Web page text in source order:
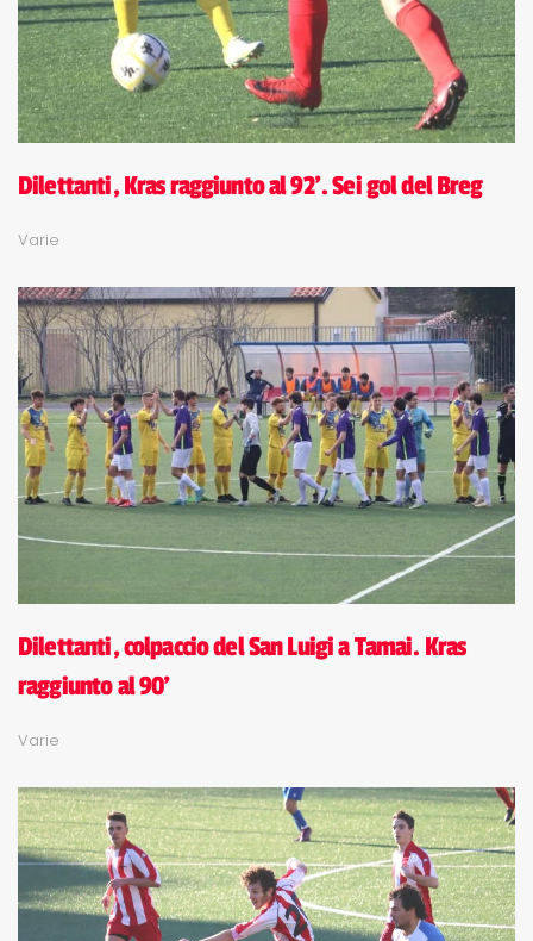
Dilettanti, Kras raggiunto al 92'. Sei gol del Breg
Varie
Dilettanti, colpaccio del San Luigi a Tamai. Kras
raggiunto al 90'
Varie